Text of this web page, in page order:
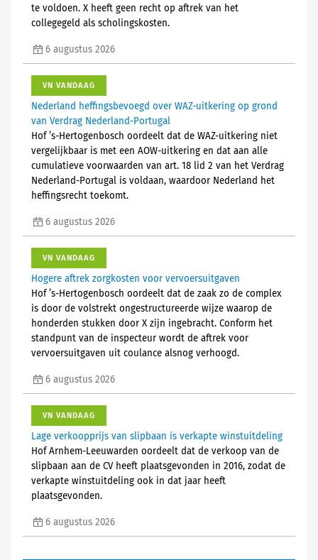
te voldoen. X heeft geen recht op aftrek van het
collegegeld als scholingskosten.
6 augustus 2026
VN VANDAAG
Nederland heffingsbevoegd over WAZ-uitkering op grond
van Verdrag Nederland-Portugal
Hof ’s-Hertogenbosch oordeelt dat de WAZ-uitkering niet
vergelijkbaar is met een AOW-uitkering en dat aan alle
cumulatieve voorwaarden van art. 18 lid 2 van het Verdrag
Nederland-Portugal is voldaan, waardoor Nederland het
heffingsrecht toekomt.
6 augustus 2026
VN VANDAAG
Hogere aftrek zorgkosten voor vervoersuitgaven
Hof ’s-Hertogenbosch oordeelt dat de zaak zo de complex
is door de volstrekt ongestructureerde wijze waarop de
honderden stukken door X zijn ingebracht. Conform het
standpunt van de inspecteur wordt de aftrek voor
vervoersuitgaven uit coulance alsnog verhoogd.
6 augustus 2026
VN VANDAAG
Lage verkoopprijs van slipbaan is verkapte winstuitdeling
Hof Arnhem-Leeuwarden oordeelt dat de verkoop van de
slipbaan aan de CV heeft plaatsgevonden in 2016, zodat de
verkapte winstuitdeling ook in dat jaar heeft
plaatsgevonden.
6 augustus 2026